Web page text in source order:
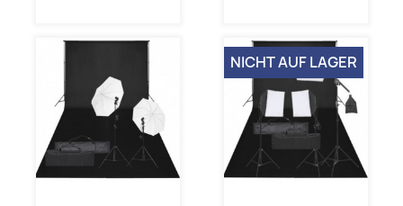
NICHT AUF LAGER